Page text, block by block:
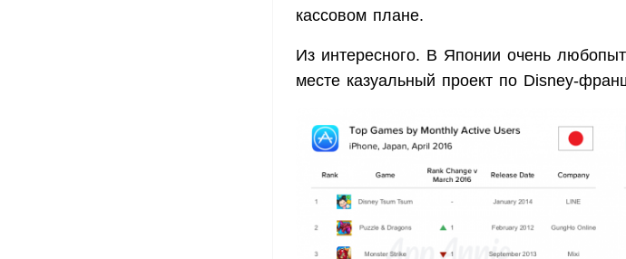
кассовом плане.
Из интересного. В Японии очень
месте казуальный проект по Disney-